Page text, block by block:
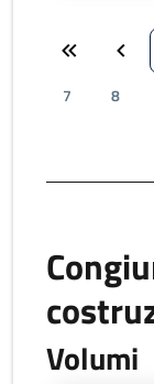
7
8
Volumi